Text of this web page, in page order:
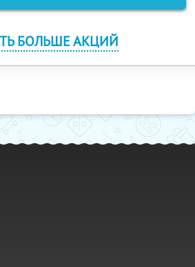
БОЛЬШЕ АКЦИЙ